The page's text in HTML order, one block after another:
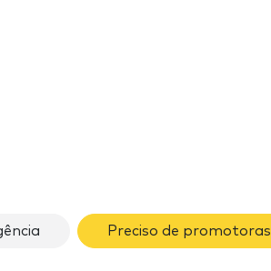
Preciso de promotoras